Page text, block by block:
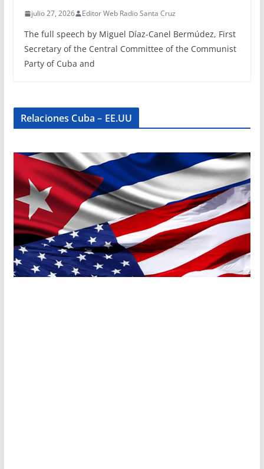
julio 27, 2026 Editor Web Radio Santa Cruz
The full speech by Miguel Díaz-Canel Bermúdez, First
Secretary of the Central Committee of the Communist
Party of Cuba and
Relaciones Cuba – EE.UU